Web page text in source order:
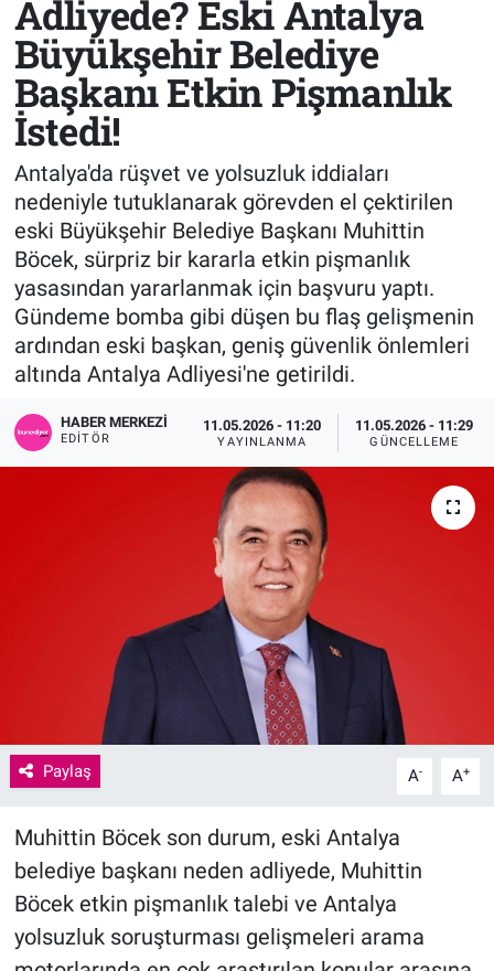
Adliyede? Eski Antalya
Büyükşehir Belediye
Başkanı Etkin Pişmanlık
İstedi!
Antalya'da rüşvet ve yolsuzluk iddiaları
nedeniyle tutuklanarak görevden el çektirilen
eski Büyükşehir Belediye Başkanı Muhittin
Böcek, sürpriz bir kararla etkin pişmanlık
yasasından yararlanmak için başvuru yaptı.
Gündeme bomba gibi düşen bu flaş gelişmenin
ardından eski başkan, geniş güvenlik önlemleri
altında Antalya Adliyesi'ne getirildi.
HABER MERKEZI
EDITÖR
11.05.2026 - 11:20
YAYINLANMA
11.05.2026 - 11:29
GÜNCELLEME
Paylaş A- A+
Muhittin Böcek son durum, eski Antalya
belediye başkanı neden adliyede, Muhittin
Böcek etkin pişmanlık talebi ve Antalya
yolsuzluk soruşturması gelişmeleri arama
Sağlık
Spor
Teknoloji
Tv Medya
KÜLTÜR SANAT